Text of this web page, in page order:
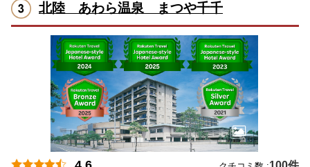
北陸 あわら温泉 まつや千千